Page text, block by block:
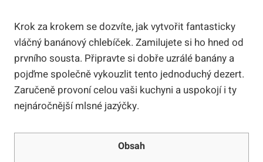
Krok za krokem se dozvíte, jak vytvořit fantasticky
vláčný banánový chlebíček. Zamilujete si ho hned od
prvního sousta. Připravte si dobře uzrálé banány a
pojďme společně vykouzlit tento jednoduchý dezert.
Zaručeně provoní celou vaši kuchyni a uspokojí i ty
nejnáročnější mlsné jazýčky.
Obsah